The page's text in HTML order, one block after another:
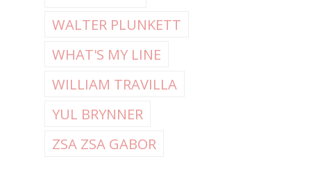
WALTER PLUNKETT
WHAT'S MY LINE
WILLIAM TRAVILLA
YUL BRYNNER
ZSA ZSA GABOR